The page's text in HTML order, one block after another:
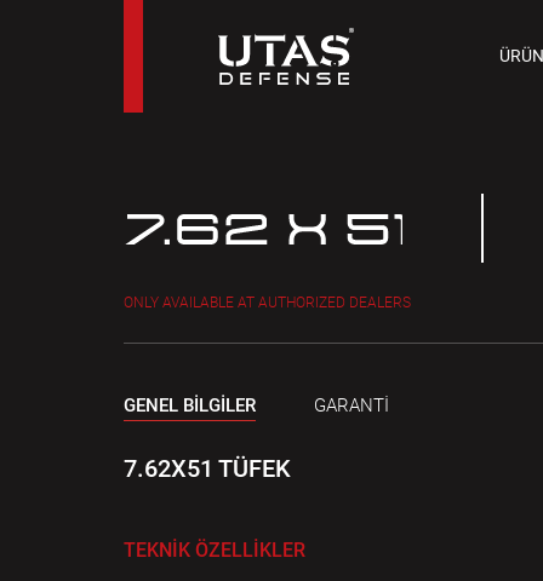
9
ONLY AVAILABLE AT AUTHORIZED DEALERS
GENEL BİLGİLER GARANTİ
7.62X51 TÜFEK
TEKNİK ÖZELLİKLER